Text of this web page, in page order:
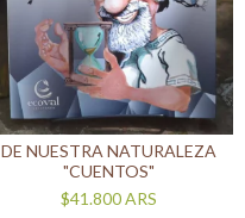
DE NUESTRA NATURALEZA
"CUENTOS"
$41.800ARS